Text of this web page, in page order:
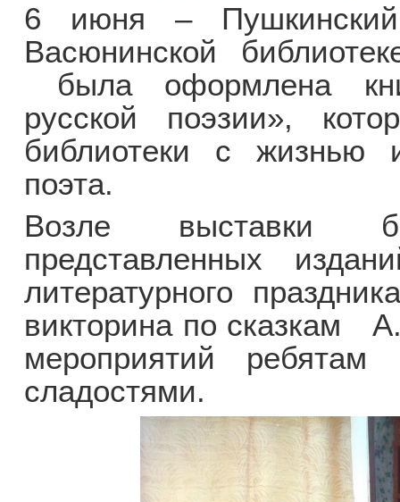
6 июня –
Васюнинской
была оформлена
русской поэзии»,
библиотеки с жизнью
поэта.
Возле выставки
представленных
литературного
викторина по сказкам
мероприятий
сладостями.